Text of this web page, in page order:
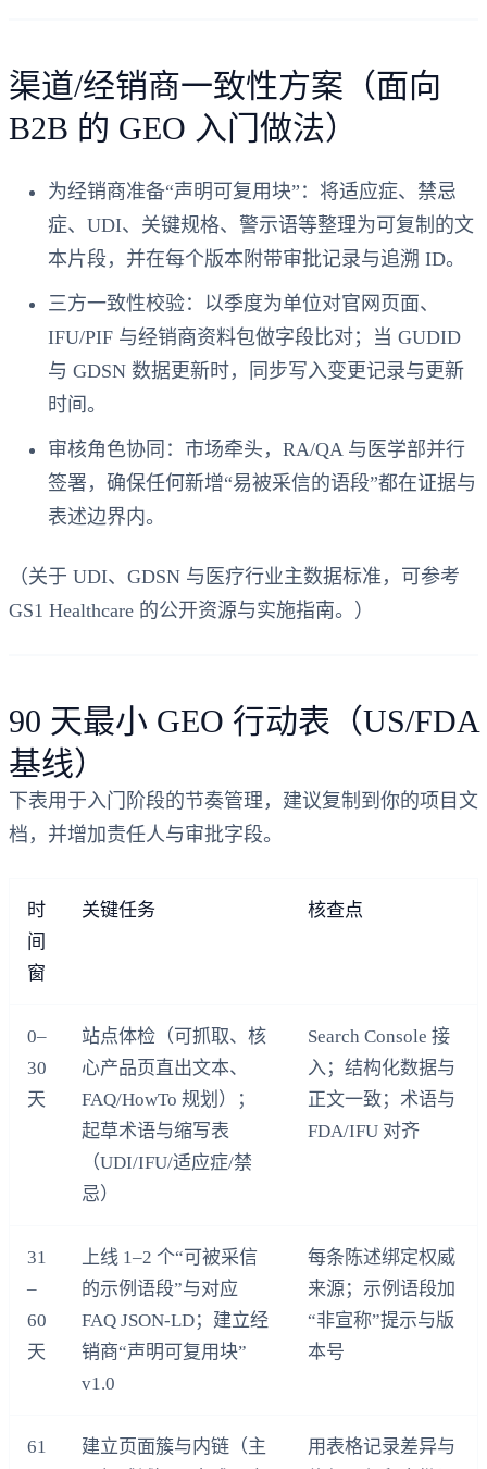
渠道/经销商一致性方案（面向
B2B 的 GEO 入门做法）
为经销商准备“声明可复用块”：将适应症、禁忌
症、UDI、关键规格、警示语等整理为可复制的文
本片段，并在每个版本附带审批记录与追溯 ID。
三方一致性校验：以季度为单位对官网页面、
IFU/PIF 与经销商资料包做字段比对；当 GUDID
与 GDSN 数据更新时，同步写入变更记录与更新
时间。
审核角色协同：市场牵头，RA/QA 与医学部并行
签署，确保任何新增“易被采信的语段”都在证据与
表述边界内。
（关于 UDI、GDSN 与医疗行业主数据标准，可参考
GS1 Healthcare 的公开资源与实施指南。）
90 天最小 GEO 行动表（US/FDA
基线）
下表用于入门阶段的节奏管理，建议复制到你的项目文
档，并增加责任人与审批字段。
时
间
窗
关键任务 核查点
0–
30
天
站点体检（可抓取、核
心产品页直出文本、
FAQ/HowTo 规划）；
起草术语与缩写表
（UDI/IFU/适应症/禁
忌）
Search Console 接
入；结构化数据与
正文一致；术语与
FDA/IFU 对齐
31
–
60
天
上线 1–2 个“可被采信
的示例语段”与对应
FAQ JSON‑LD；建立经
销商“声明可复用块”
v1.0
每条陈述绑定权威
来源；示例语段加
“非宣称”提示与版
本号
61
建立页面簇与内链（主
用表格记录差异与